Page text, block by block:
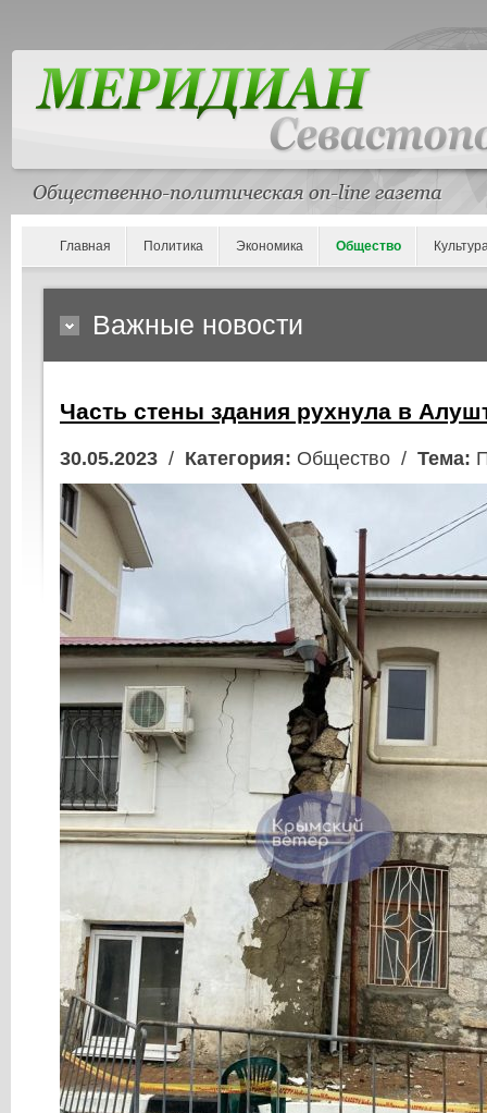
Главная Политика Экономика Общество
Важные новости
Часть стены здания рухнула в
30.05.2023 / Категория: Общество / Тема: